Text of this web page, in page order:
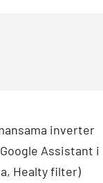
inverter
Assistant i
Healty filter)